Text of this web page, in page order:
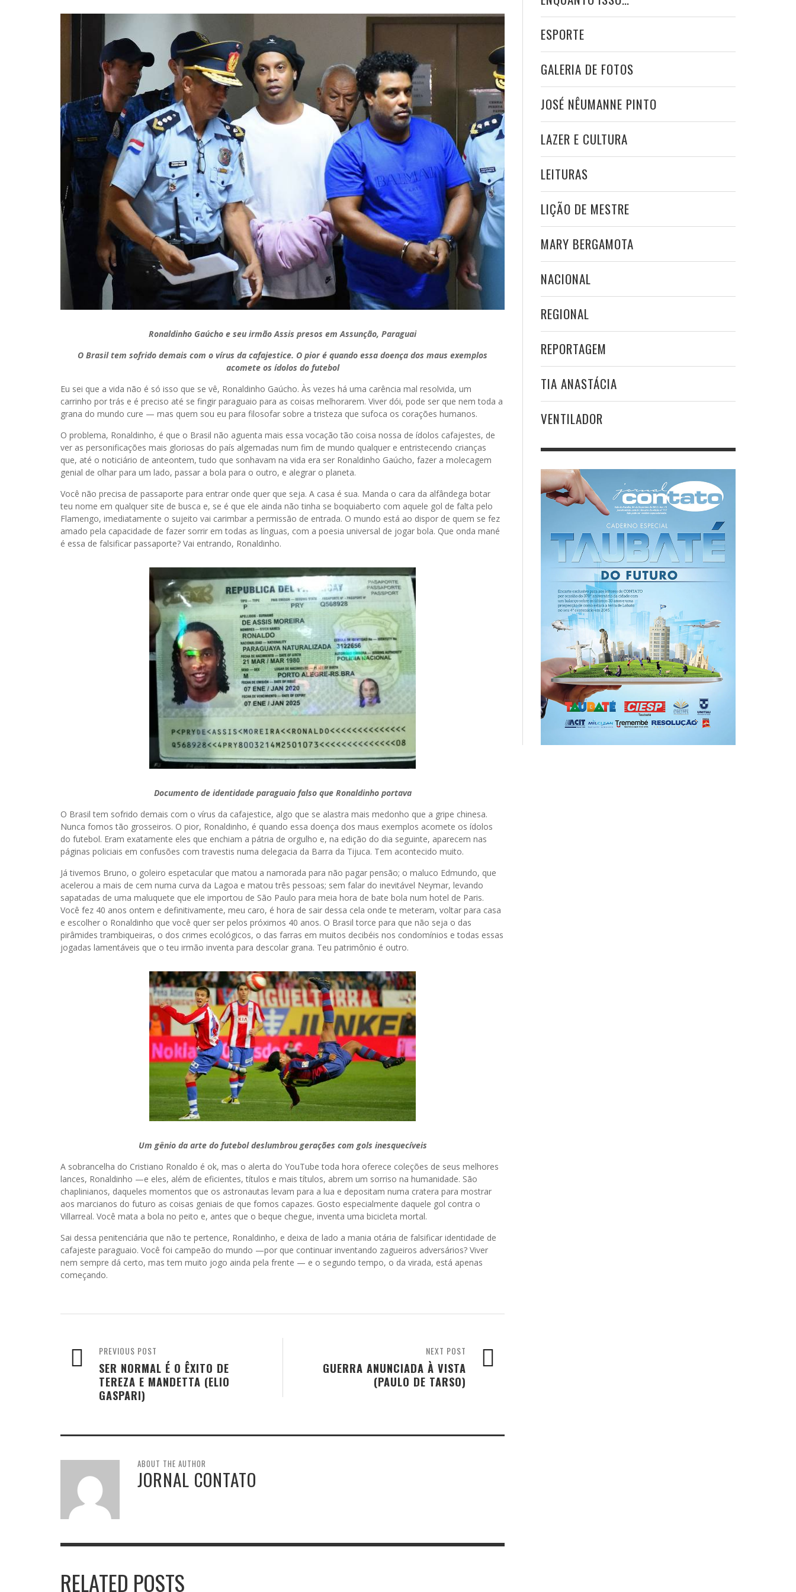
Ronaldinho Gaúcho e seu irmão Assis presos em Assunção, Paraguai
O Brasil tem sofrido demais com o vírus da cafajestice. O pior é quando essa doença dos maus exemplos
acomete os ídolos do futebol
Eu sei que a vida não é só isso que se vê, Ronaldinho Gaúcho. Às vezes há uma carência mal resolvida, um
carrinho por trás e é preciso até se fingir paraguaio para as coisas melhorarem. Viver dói, pode ser que nem toda a
grana do mundo cure — mas quem sou eu para filosofar sobre a tristeza que sufoca os corações humanos.
O problema, Ronaldinho, é que o Brasil não aguenta mais essa vocação tão coisa nossa de ídolos cafajestes, de
ver as personificações mais gloriosas do país algemadas num fim de mundo qualquer e entristecendo crianças
que, até o noticiário de anteontem, tudo que sonhavam na vida era ser Ronaldinho Gaúcho, fazer a molecagem
genial de olhar para um lado, passar a bola para o outro, e alegrar o planeta.
Você não precisa de passaporte para entrar onde quer que seja. A casa é sua. Manda o cara da alfândega botar
teu nome em qualquer site de busca e, se é que ele ainda não tinha se boquiaberto com aquele gol de falta pelo
Flamengo, imediatamente o sujeito vai carimbar a permissão de entrada. O mundo está ao dispor de quem se fez
amado pela capacidade de fazer sorrir em todas as línguas, com a poesia universal de jogar bola. Que onda mané
é essa de falsificar passaporte? Vai entrando, Ronaldinho.
Documento de identidade paraguaio falso que Ronaldinho portava
O Brasil tem sofrido demais com o vírus da cafajestice, algo que se alastra mais medonho que a gripe chinesa.
Nunca fomos tão grosseiros. O pior, Ronaldinho, é quando essa doença dos maus exemplos acomete os ídolos
do futebol. Eram exatamente eles que enchiam a pátria de orgulho e, na edição do dia seguinte, aparecem nas
páginas policiais em confusões com travestis numa delegacia da Barra da Tijuca. Tem acontecido muito.
Já tivemos Bruno, o goleiro espetacular que matou a namorada para não pagar pensão; o maluco Edmundo, que
acelerou a mais de cem numa curva da Lagoa e matou três pessoas; sem falar do inevitável Neymar, levando
sapatadas de uma maluquete que ele importou de São Paulo para meia hora de bate bola num hotel de Paris.
Você fez 40 anos ontem e definitivamente, meu caro, é hora de sair dessa cela onde te meteram, voltar para casa
e escolher o Ronaldinho que você quer ser pelos próximos 40 anos. O Brasil torce para que não seja o das
pirâmides trambiqueiras, o dos crimes ecológicos, o das farras em muitos decibéis nos condomínios e todas essas
jogadas lamentáveis que o teu irmão inventa para descolar grana. Teu patrimônio é outro.
Um gênio da arte do futebol deslumbrou gerações com gols inesquecíveis
A sobrancelha do Cristiano Ronaldo é ok, mas o alerta do YouTube toda hora oferece coleções de seus melhores
lances, Ronaldinho —e eles, além de eficientes, títulos e mais títulos, abrem um sorriso na humanidade. São
chaplinianos, daqueles momentos que os astronautas levam para a lua e depositam numa cratera para mostrar
aos marcianos do futuro as coisas geniais de que fomos capazes. Gosto especialmente daquele gol contra o
Villarreal. Você mata a bola no peito e, antes que o beque chegue, inventa uma bicicleta mortal.
Sai dessa penitenciária que não te pertence, Ronaldinho, e deixa de lado a mania otária de falsificar identidade de
cafajeste paraguaio. Você foi campeão do mundo —por que continuar inventando zagueiros adversários? Viver
nem sempre dá certo, mas tem muito jogo ainda pela frente — e o segundo tempo, o da virada, está apenas
começando.
NEXT POST
GUERRA ANUNCIADA À VISTA
(PAULO DE TARSO)
PREVIOUS POST
SER NORMAL É O ÊXITO DE
TEREZA E MANDETTA (ELIO
GASPARI)
ABOUT THE AUTHOR
JORNAL CONTATO
RELATED POSTS
ESPORTE
GALERIA DE FOTOS
JOSÉ NÊUMANNE PINTO
LAZER E CULTURA
LEITURAS
LIÇÃO DE MESTRE
MARY BERGAMOTA
NACIONAL
REGIONAL
REPORTAGEM
TIA ANASTÁCIA
VENTILADOR